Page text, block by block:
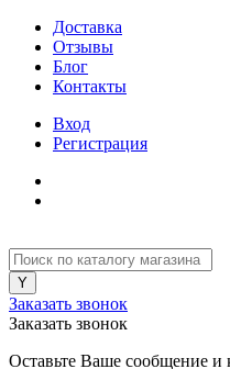
Доставка
Отзывы
Блог
Контакты
Вход
Регистрация
Заказать звонок
Заказать звонок
Оставьте Ваше сообщение